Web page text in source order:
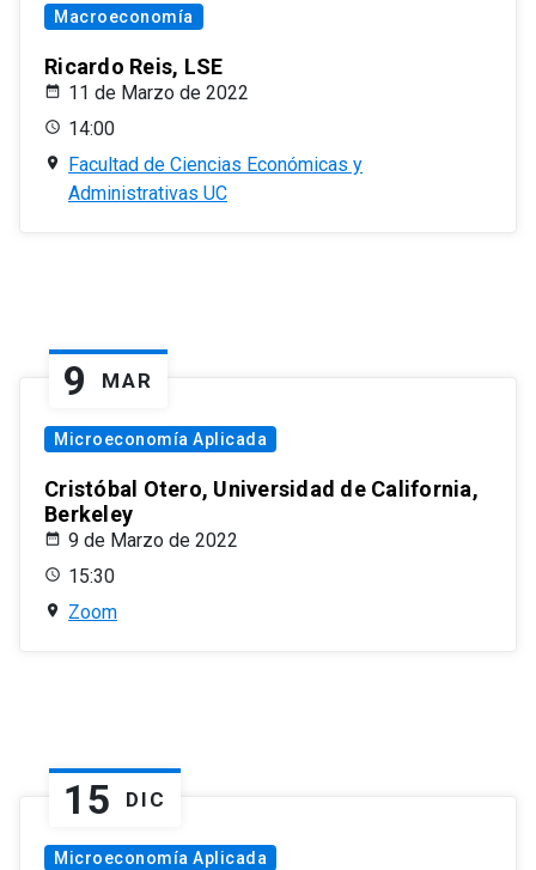
Macroeconomía
Ricardo Reis, LSE
11 de Marzo de 2022
14:00
Facultad de Ciencias Económicas y
Administrativas UC
9 MAR
Microeconomía Aplicada
Cristóbal Otero, Universidad de California,
Berkeley
9 de Marzo de 2022
15:30
Zoom
15 DIC
Microeconomía Aplicada